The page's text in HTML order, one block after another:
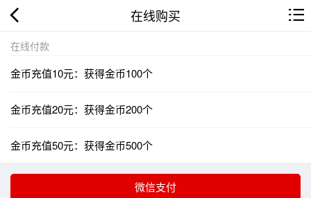
在线购买
在线付款
金币充值10元：获得金币100个
金币充值20元：获得金币200个
金币充值50元：获得金币500个